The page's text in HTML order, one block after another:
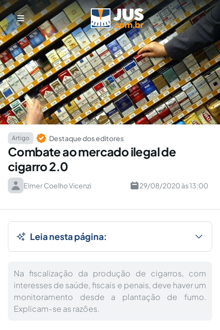
Artigo Destaque dos editores
Combate ao mercado ilegal de
cigarro 2.0
Elmer Coelho Vicenzi 29/08/2020 às 13:00
Leia nesta página:
Na fiscalização da produção de cigarros, com
interesses de saúde, fiscais e penais, deve haver um
monitoramento desde a plantação de fumo.
Explicam-se as razões.